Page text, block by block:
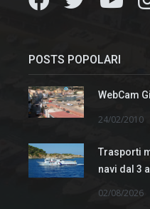
POSTS POPOLARI
WebCam
24/02/2010
Trasporti
navi dal 3
02/08/2026